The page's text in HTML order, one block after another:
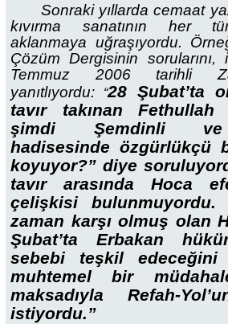
Sonraki yıllarda cemaat
kıvırma sanatının her
aklanmaya uğraşıyordu.
Çözüm Dergisinin
Temmuz 2006 tarihli
yanıtlıyordu: “28 Şubat’ta
tavır takınan
şimdi Şemdinli ve
hadisesinde özgürlükçü
koyuyor?” diye
tavır arasında Hoca
çelişkisi bulunmuyordu.
zaman karşı olmuş olan
Şubat’ta Erbakan
sebebi teşkil edeceğini
muhtemel bir
maksadıyla Refah-
istiyordu.”